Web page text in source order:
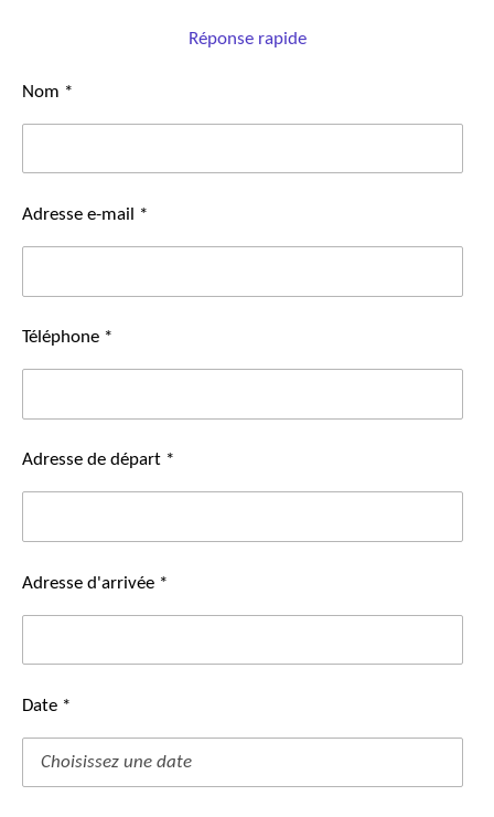
Réponse rapide
Nom *
Adresse e-mail *
Téléphone *
Adresse de départ *
Adresse d'arrivée *
Date *